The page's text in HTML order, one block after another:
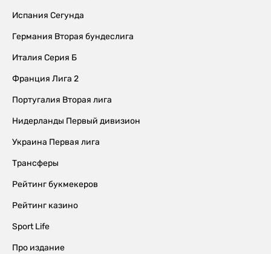
Испания Сегунда
Германия Вторая бундеслига
Италия Серия Б
Франция Лига 2
Португалия Вторая лига
Нидерланды Первый дивизион
Украина Первая лига
Трансферы
Рейтинг букмекеров
Рейтинг казино
Sport Life
Про издание